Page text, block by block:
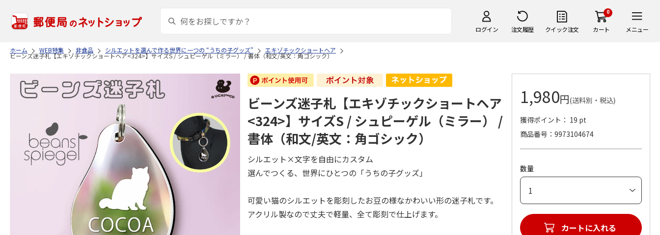
ログイン 注文履歴 クイック注文
0
カート メニュー
ホーム WEB特集 非食品 シルエットを選んで作る世界に一つの “うちの子グッズ” エキゾチックショートヘア
ビーンズ迷子札【エキゾチックショートヘア<324>】サイズS / シュピーゲル（ミラー） / 書体（和文/英文：角ゴシック）
ビーンズ迷子札【エキゾチックショートヘア
<324>】サイズS / シュピーゲル（ミラー） /
書体（和文/英文：角ゴシック）
シルエット×文字を自由にカスタム
選んでつくる、世界にひとつの「うちの子グッズ」
可愛い猫のシルエットを彫刻したお豆の様なかわいい形の迷子札です。
アクリル製なので丈夫で軽量、全て彫刻で仕上げます。
1,980円(送料別・税込)
獲得ポイント： 19 pt
商品番号
9973104674
数量
カートに入れる